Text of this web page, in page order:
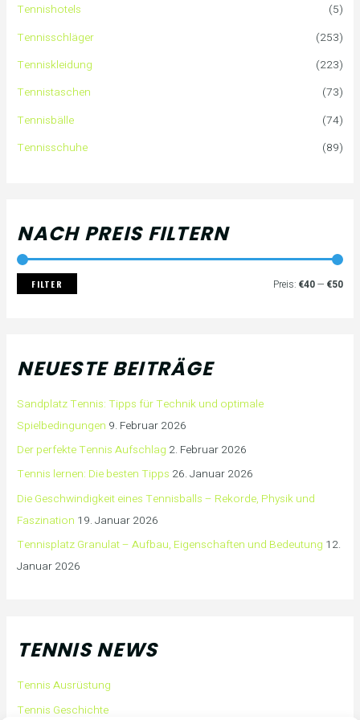
n
a
c
h
Tennishotels
(5)
Tennisschläger
(253)
Tenniskleidung
(223)
Tennistaschen
(73)
Tennisbälle
(74)
Tennisschuhe
(89)
NACH PREIS FILTERN
e
i
s
e
i
s
FILTER Preis: €40— €50
NEUESTE BEITRÄGE
Sandplatz Tennis: Tipps für Technik und optimale
Spielbedingungen 9. Februar 2026
Der perfekte Tennis Aufschlag 2. Februar 2026
Tennis lernen: Die besten Tipps 26. Januar 2026
Die Geschwindigkeit eines Tennisballs – Rekorde, Physik und
Faszination 19. Januar 2026
Tennisplatz Granulat – Aufbau, Eigenschaften und Bedeutung 12.
Januar 2026
TENNIS NEWS
Tennis Ausrüstung
Tennis Geschichte